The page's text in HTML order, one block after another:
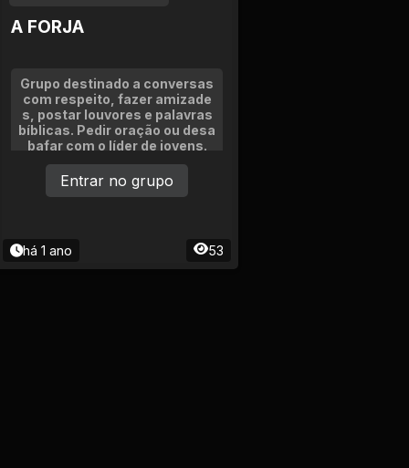
A FORJA
Grupo destinado a conversas
com respeito, fazer amizade
s, postar louvores e palavras
bíblicas. Pedir oração ou desa
bafar com o líder de jovens.
há 1 ano 53
Entrar no grupo